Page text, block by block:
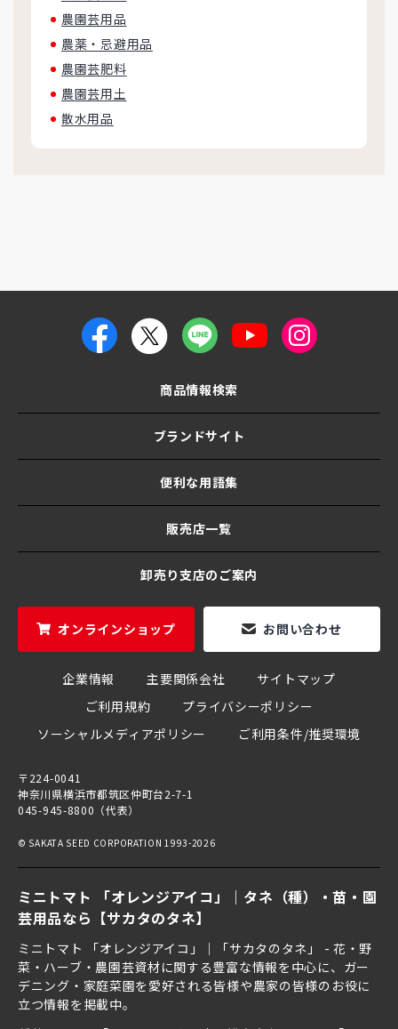
ミニトマト 「オレンジアイコ」｜タネ（種）・苗・園
芸用品なら【サカタのタネ】
ミニトマト 「オレンジアイコ」｜「サカタのタネ」 - 花・野
菜・ハーブ・農園芸資材に関する豊富な情報を中心に、ガー
デニング・家庭菜園を愛好される皆様や農家の皆様のお役に
立つ情報を掲載中。
農園芸用品
農薬・忌避用品
農園芸肥料
農園芸用土
散水用品
商品情報検索
ブランドサイト
便利な用語集
販売店一覧
卸売り支店のご案内
オンラインショップ お問い合わせ
企業情報 主要関係会社
サイトマップ
ご利用規約
プライバシーポリシー
ソーシャルメディアポリシー
ご利用条件/推奨環境
〒224-0041
神奈川県横浜市都筑区仲町台2-7-1
045-945-8800（代表）
© SAKATA SEED CORPORATION 1993-2026